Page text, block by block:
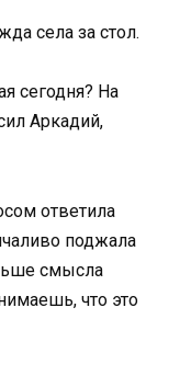
села за стол.
сегодня? На
Аркадий,
ответила
поджала
смысла
что это